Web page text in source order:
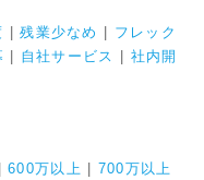
|残業少なめ
フレック
自社サービス
社内開
|600万以上
700万以上